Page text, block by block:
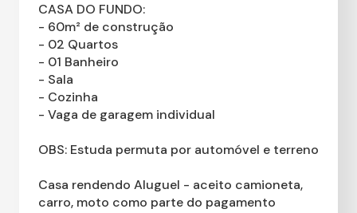
CASA DO FUNDO:
- 60m² de construção
- 02 Quartos
- 01 Banheiro
- Sala
- Cozinha
- Vaga de garagem individual
OBS: Estuda permuta por automóvel e terreno
Casa rendendo Aluguel - aceito camioneta,
carro, moto como parte do pagamento